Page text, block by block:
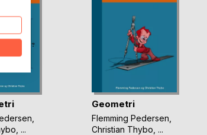
, ...
Geometri
Flemming Pedersen
Christian Thybo , ...